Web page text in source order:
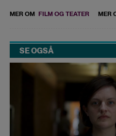
MER OM FILM OG TEATER MER
SE OGSÅ